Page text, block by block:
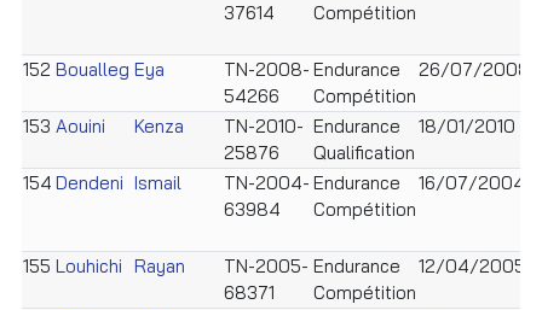
37614
Compétition
152 Boualleg Eya
TN-2008-
54266
Endurance
Compétition
26/07/2008
153 Aouini Kenza
TN-2010-
25876
Endurance
Qualification
18/01/2010
154 Dendeni Ismail
TN-2004-
63984
Endurance
Compétition
16/07/2004
155 Louhichi Rayan
TN-2005-
68371
Endurance
Compétition
12/04/2005